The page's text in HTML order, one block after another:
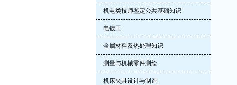
机电类技师鉴定公共基础知识
电镀工
金属材料及热处理知识
测量与机械零件测绘
机床夹具设计与制造